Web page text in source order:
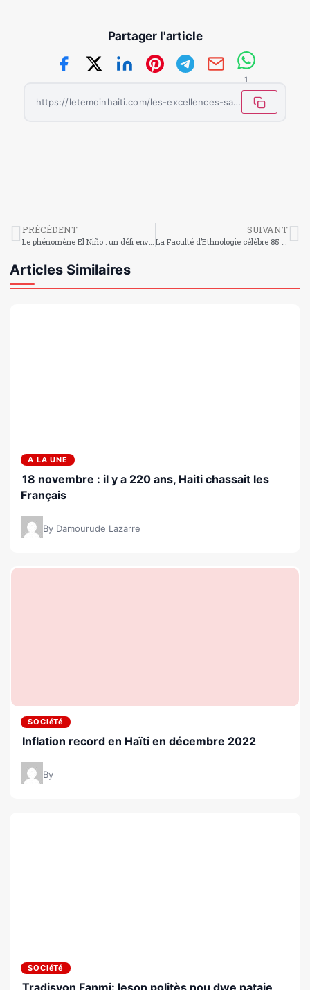
Partager l'article
1
https://letemoinhaiti.com/les-excellences-sacrees-championnes-de-la-grande-finale-du-concours-de-genie-en-herbe/
PRÉCÉDENT SUIVANT
Articles Similaires
A LA UNE
18 novembre : il y a 220 ans, Haiti chassait les
Français
By Damourude Lazarre
SOCIéTé
Inflation record en Haïti en décembre 2022
By
SOCIéTé
Tradisyon Fanmi: leson politès nou dwe pataje